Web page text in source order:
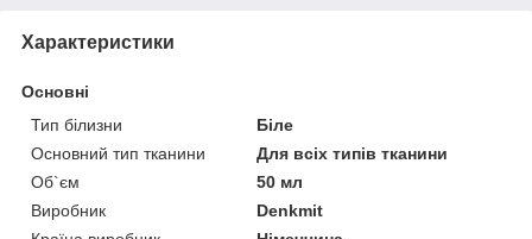
Характеристики
Основні
Тип білизни
Біле
Основний тип тканини
Для всіх типів тканини
Об`єм
50 мл
Виробник
Denkmit